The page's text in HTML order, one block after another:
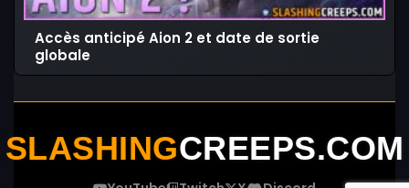
Accès anticipé Aion 2 et date de sortie
globale
SLASHINGCREEPS.COM